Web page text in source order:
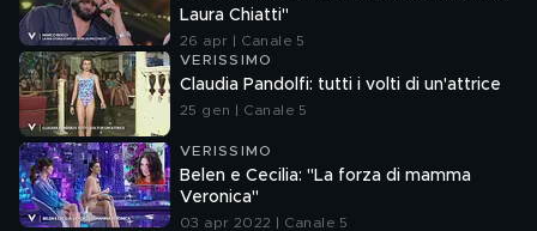
Laura Chiatti"
26 apr | Canale 5
VERISSIMO
Claudia Pandolfi: tutti i volti di un'attrice
25 gen | Canale 5
VERISSIMO
Belen e Cecilia: "La forza di mamma
Veronica"
03 apr 2022 | Canale 5